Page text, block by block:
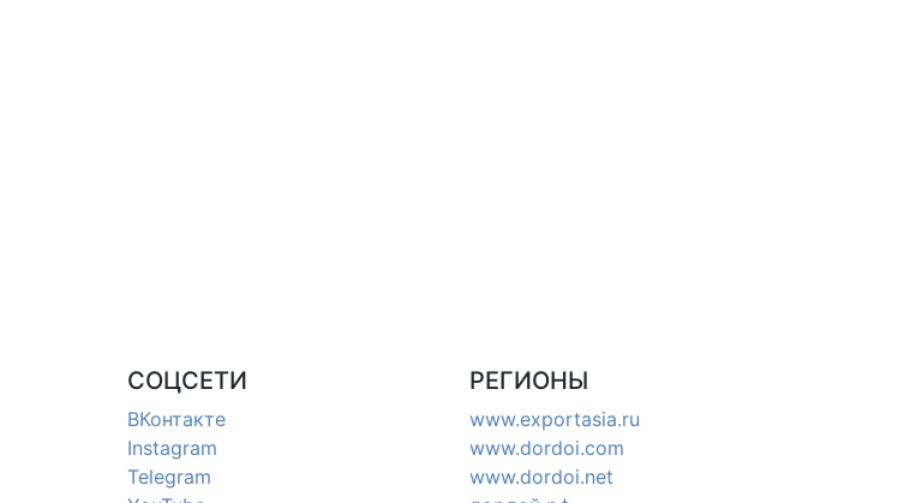
СОЦСЕТИ
ВКонтакте
Instagram
Telegram
РЕГИОНЫ
www.exportasia.ru
www.dordoi.com
www.dordoi.net